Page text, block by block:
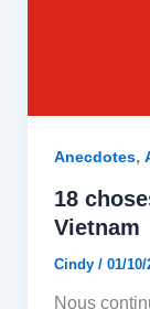
Anecdotes,
18
Vietnam
Cindy / 01/10/
Nous